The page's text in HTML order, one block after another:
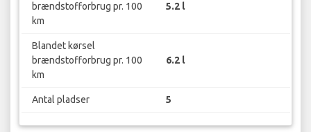
brændstofforbrug pr. 100
km
5.2 l
Blandet kørsel
brændstofforbrug pr. 100
km
6.2 l
Antal pladser 5